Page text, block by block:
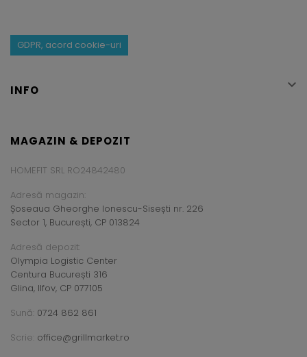
GDPR, acord cookie-uri
INFO 
MAGAZIN & DEPOZIT
HOMEFIT SRL RO24842480
Adresă magazin:
Șoseaua Gheorghe Ionescu-Sisești nr. 226
Sector 1, București, CP 013824
Adresă depozit:
Olympia Logistic Center
Centura București 316
Glina, Ilfov, CP 077105
Sună: 0724 862 861
Scrie: office@grillmarket.ro